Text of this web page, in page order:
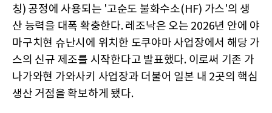
칭) 공정에 사용되는 '고순도 불화수소(HF) 가스'의 생
산 능력을 대폭 확충한다. 레조낙은 오는 2026년 안에 야
마구치현 슈난시에 위치한 도쿠야마 사업장에서 해당 가
스의 신규 제조를 시작한다고 발표했다. 이로써 기존 가
나가와현 가와사키 사업장과 더불어 일본 내 2곳의 핵심
생산 거점을 확보하게 됐다.